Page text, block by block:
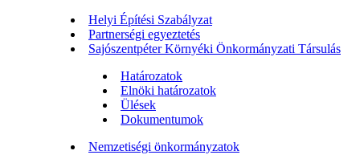
Helyi Építési Szabályzat
Partnerségi egyeztetés
Sajószentpéter Környéki Önkormányzati Társulás
Határozatok
Elnöki határozatok
Ülések
Dokumentumok
Nemzetiségi önkormányzatok